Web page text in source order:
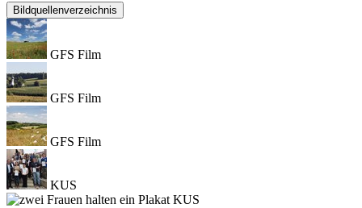
Bildquellenverzeichnis
GFS Film
GFS Film
GFS Film
KUS
KUS